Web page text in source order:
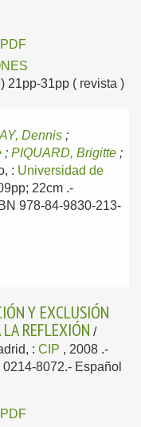
21pp-31pp ( revista )
Dennis ;
; PIQUARD, Brigitte ;
: Universidad de
22cm .-
978-84-9830-213-
Y EXCLUSIÓN
REFLEXIÓN /
: CIP , 2008 .-
0214-8072.- Español